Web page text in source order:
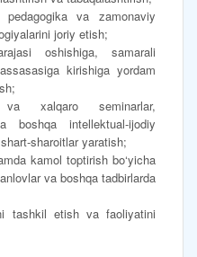
pedagogika va zamonaviy
joriy etish;
oshishiga, samarali
kirishiga yordam
va xalqaro seminarlar,
boshqa intellektual-ijodiy
sharoitlar yaratish;
kamol toptirish bo‘yicha
va boshqa tadbirlarda
tashkil etish va faoliyatini